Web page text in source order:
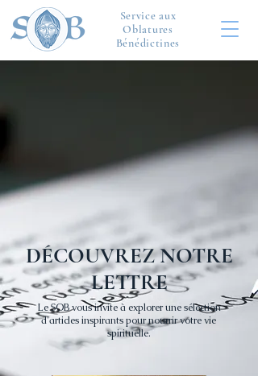
Service aux
Oblatures
Bénédictines
DÉCOUVREZ NOTRE
LETTRE
Le SOB vous invite à explorer une sélection
d'articles inspirants pour nourrir votre vie
spirituelle.